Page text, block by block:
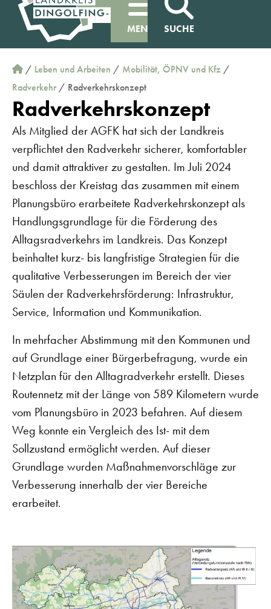
MENÜ SUCHE
/ Leben und Arbeiten / Mobilität, ÖPNV und Kfz /
Radverkehr/ Radverkehrskonzept
Radverkehrskonzept
Als Mitglied der AGFK hat sich der Landkreis
verpflichtet den Radverkehr sicherer, komfortabler
und damit attraktiver zu gestalten. Im Juli 2024
beschloss der Kreistag das zusammen mit einem
Planungsbüro erarbeitete Radverkehrskonzept als
Handlungsgrundlage für die Förderung des
Alltagsradverkehrs im Landkreis. Das Konzept
beinhaltet kurz- bis langfristige Strategien für die
qualitative Verbesserungen im Bereich der vier
Säulen der Radverkehrsförderung: Infrastruktur,
Service, Information und Kommunikation.
In mehrfacher Abstimmung mit den Kommunen und
auf Grundlage einer Bürgerbefragung, wurde ein
Netzplan für den Alltagradverkehr erstellt. Dieses
Routennetz mit der Länge von 589 Kilometern wurde
vom Planungsbüro in 2023 befahren. Auf diesem
Weg konnte ein Vergleich des Ist- mit dem
Sollzustand ermöglicht werden. Auf dieser
Grundlage wurden Maßnahmenvorschläge zur
Verbesserung innerhalb der vier Bereiche
erarbeitet.